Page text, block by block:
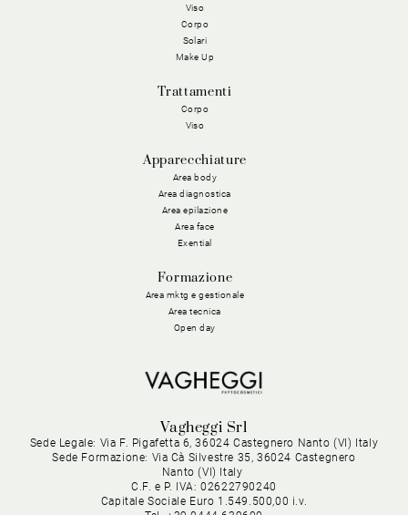
Viso
Corpo
Solari
Make Up
Trattamenti
Corpo
Viso
Apparecchiature
Area body
Area diagnostica
Area epilazione
Area face
Exential
Formazione
Area mktg e gestionale
Area tecnica
Open day
Vagheggi Srl
Sede Legale: Via F. Pigafetta 6, 36024 Castegnero Nanto (VI) Italy
Sede Formazione: Via Cà Silvestre 35, 36024 Castegnero
Nanto (VI) Italy
C.F. e P. IVA: 02622790240
Capitale Sociale Euro 1.549.500,00 i.v.